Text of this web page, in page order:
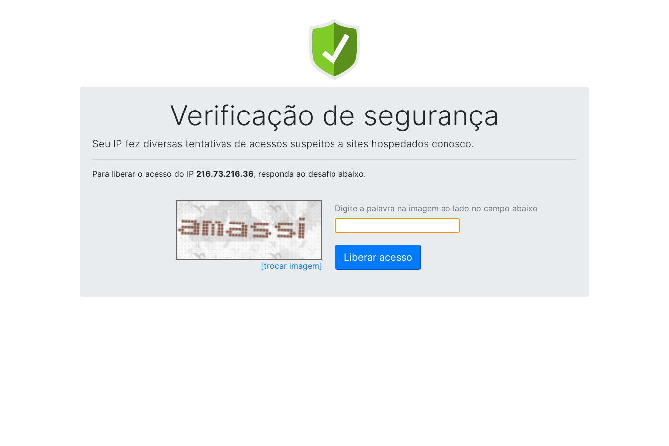
Verificação de segurança
Seu IP fez diversas tentativas de acessos suspeitos a sites hospedados conosco.
Para liberar o acesso do IP 216.73.216.36, responda ao desafio abaixo.
[trocar imagem]
Digite a palavra na imagem ao lado no campo abaixo